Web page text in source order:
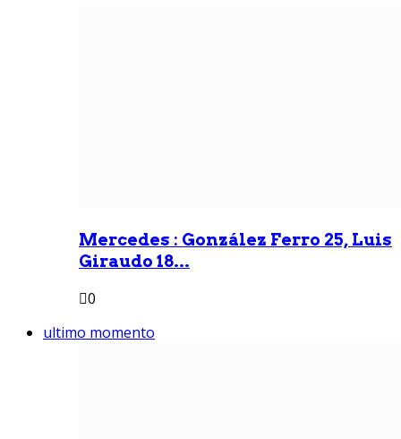
Mercedes : González Ferro 25, Luis
Giraudo 18...
0
ultimo momento